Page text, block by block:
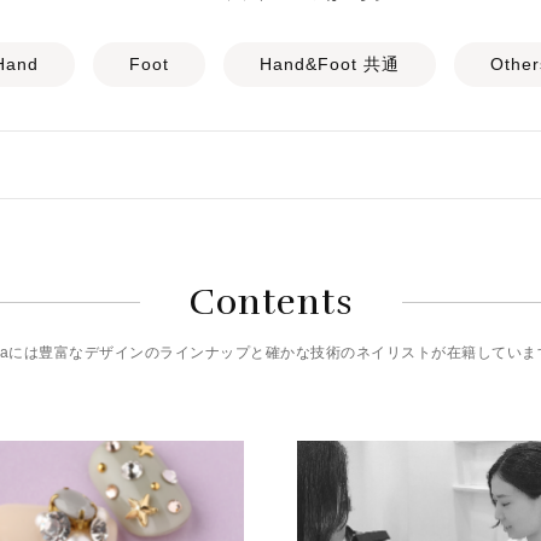
Foot Hand&Foot 共通
Contents
には豊富なデザインのラインナップと確かな技術のネイリストが在籍していま